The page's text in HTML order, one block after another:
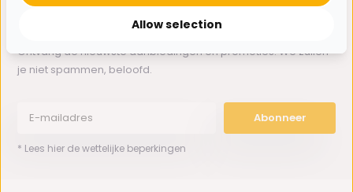
Ontvang de nieuwste aanbiedingen en promoties. We zullen
je niet spammen, beloofd.
Abonneer
* Lees hier de wettelijke beperkingen
Allow selection